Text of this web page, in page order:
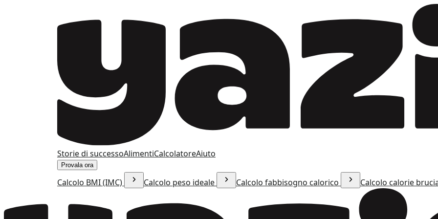
Storie di successoAlimentiCalcolatoreAiuto
Provala ora
Calcolo BMI (IMC) Calcolo peso ideale Calcolo fabbisogno calorico Calcolo calorie